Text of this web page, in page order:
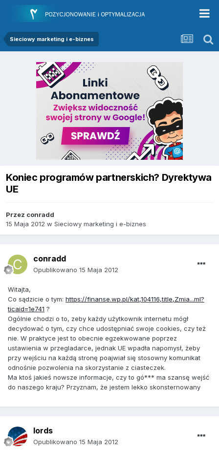
Sieciowy marketing i e-biznes
Koniec programów partnerskich? Dyrektywa
UE
Przez conradd
15 Maja 2012 w Sieciowy marketing i e-biznes
conradd
Opublikowano 15 Maja 2012
Witajta,
Co sądzicie o tym: https://finanse.wp.pl/kat,104116,title,Zmia...ml?
ticaid=1e741 ?
Ogólnie chodzi o to, zeby każdy użytkownik internetu mógł
decydować o tym, czy chce udostępniać swoje cookies, czy też
nie. W praktyce jest to obecnie egzekwowane poprzez
ustawienia w przegladarce, jednak UE wpadła napomysł, żeby
przy wejściu na każdą stronę poajwiał się stosowny komunikat
odnośnie pozwolenia na skorzystanie z ciasteczek.
Ma ktoś jakieś nowsze informacje, czy to gó*** ma szansę wejść
do naszego kraju? Przyznam, że jestem lekko skonsternowany
lords
Opublikowano 15 Maja 2012